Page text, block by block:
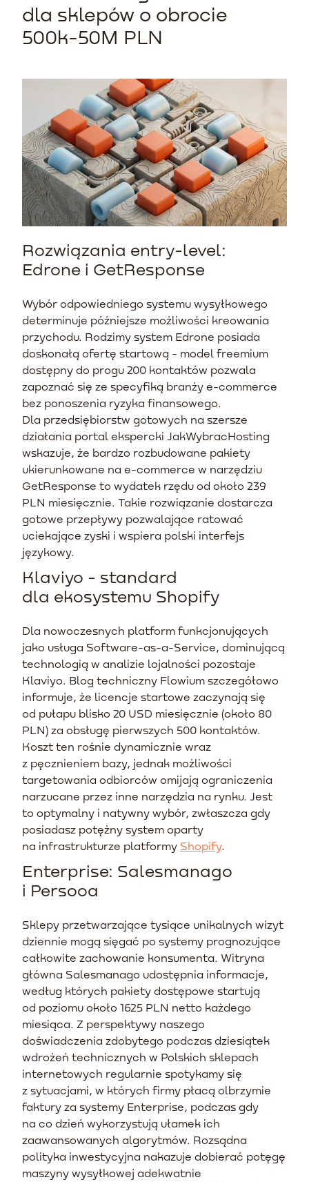
dla sklepów o obrocie
500k-50M PLN
Rozwiązania entry-level:
Edrone i GetResponse
Wybór odpowiedniego systemu wysyłkowego
determinuje późniejsze możliwości kreowania
przychodu. Rodzimy system Edrone posiada
doskonałą ofertę startową - model freemium
dostępny do progu 200 kontaktów pozwala
zapoznać się ze specyfiką branży e-commerce
bez ponoszenia ryzyka finansowego.
Dla przedsiębiorstw gotowych na szersze
działania portal ekspercki JakWybracHosting
wskazuje, że bardzo rozbudowane pakiety
ukierunkowane na e-commerce w narzędziu
GetResponse to wydatek rzędu od około 239
PLN miesięcznie. Takie rozwiązanie dostarcza
gotowe przepływy pozwalające ratować
uciekające zyski i wspiera polski interfejs
językowy.
Klaviyo - standard
dla ekosystemu Shopify
Dla nowoczesnych platform funkcjonujących
jako usługa Software-as-a-Service, dominującą
technologią w analizie lojalności pozostaje
Klaviyo. Blog techniczny Flowium szczegółowo
informuje, że licencje startowe zaczynają się
od pułapu blisko 20 USD miesięcznie (około 80
PLN) za obsługę pierwszych 500 kontaktów.
Koszt ten rośnie dynamicznie wraz
z pęcznieniem bazy, jednak możliwości
targetowania odbiorców omijają ograniczenia
narzucane przez inne narzędzia na rynku. Jest
to optymalny i natywny wybór, zwłaszcza gdy
posiadasz potężny system oparty
na infrastrukturze platformy Shopify.
Enterprise: Salesmanago
i Persooa
Sklepy przetwarzające tysiące unikalnych wizyt
dziennie mogą sięgać po systemy prognozujące
całkowite zachowanie konsumenta. Witryna
główna Salesmanago udostępnia informacje,
według których pakiety dostępowe startują
od poziomu około 1625 PLN netto każdego
miesiąca. Z perspektywy naszego
doświadczenia zdobytego podczas dziesiątek
wdrożeń technicznych w Polskich sklepach
internetowych regularnie spotykamy się
z sytuacjami, w których firmy płacą olbrzymie
faktury za systemy Enterprise, podczas gdy
na co dzień wykorzystują ułamek ich
zaawansowanych algorytmów. Rozsądna
polityka inwestycyjna nakazuje dobierać potęgę
maszyny wysyłkowej adekwatnie